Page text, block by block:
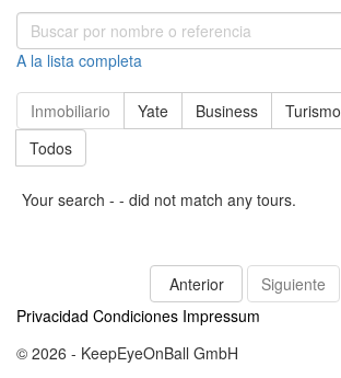
A la lista completa
Inmobiliario Yate Business Turismo
Todos
Your search - - did not match any tours.
Anterior
Siguiente
Privacidad Condiciones Impressum
© 2026 - KeepEyeOnBall GmbH